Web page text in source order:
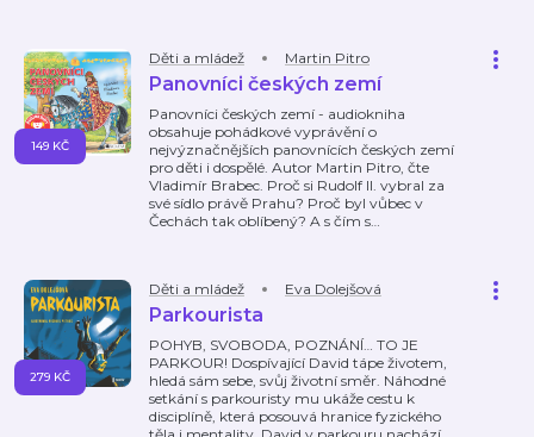
Děti a mládež Martin Pitro
Panovníci českých zemí
Panovníci českých zemí - audiokniha
obsahuje pohádkové vyprávění o
nejvýznačnějších panovnících českých zemí
pro děti i dospělé. Autor Martin Pitro, čte
Vladimír Brabec. Proč si Rudolf II. vybral za
své sídlo právě Prahu? Proč byl vůbec v
Čechách tak oblíbený? A s čím s…
149 KČ
Děti a mládež Eva Dolejšová
Parkourista
POHYB, SVOBODA, POZNÁNÍ… TO JE
PARKOUR! Dospívající David tápe životem,
hledá sám sebe, svůj životní směr. Náhodné
setkání s parkouristy mu ukáže cestu k
disciplíně, která posouvá hranice fyzického
279 KČ